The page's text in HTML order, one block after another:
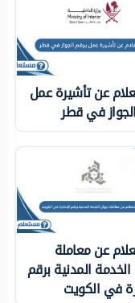
عن تأشيرة عمل
في قطر
عن معاملة
المدنية برقم
في الكويت